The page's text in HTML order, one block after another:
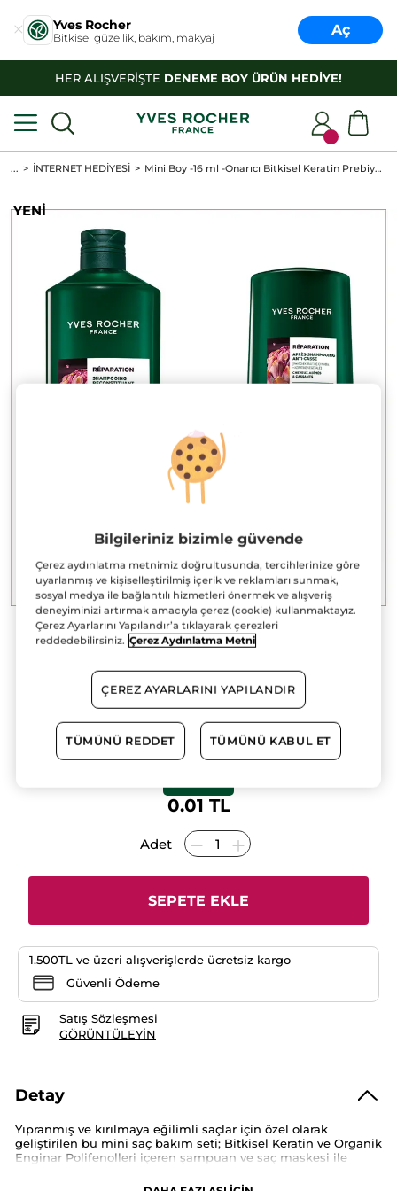
Yves Rocher
Bitkisel güzellik, bakım, makyaj Aç
HER ALIŞVERİŞTE DENEME BOY ÜRÜN HEDİYE!
... İNTERNET HEDİYESİ Mini Boy -16 ml -Onarıcı Bitkisel Keratin Prebiyotik Saç Maskesi ve Şampuan
YENİ
Mini Boy -16 ml -Onarıcı Bitkisel
Keratin Prebiyotik Saç Maskesi ve
Şampuan
16 ml
★★★★★
★★★★★
Bu
değerlendirme
YORUM EKLE
0.01 TL
Adet
SEPETE EKLE
1.500TL ve üzeri alışverişlerde ücretsiz kargo
Güvenli Ödeme
Satış Sözleşmesi
GÖRÜNTÜLEYIN
Detay
Yıpranmış ve kırılmaya eğilimli saçlar için özel olarak
geliştirilen bu mini saç bakım seti; Bitkisel Keratin ve Organik
Enginar Polifenolleri içeren şampuan ve saç maskesi ile
hasarı hedef alarak onarılmasına ve güçlenmesine destek
Bilgileriniz bizimle güvende
Çerez aydınlatma metnimiz doğrultusunda, tercihlerinize göre
uyarlanmış ve kişiselleştirilmiş içerik ve reklamları sunmak,
sosyal medya ile bağlantılı hizmetleri önermek ve alışveriş
deneyiminizi artırmak amacıyla çerez (cookie) kullanmaktayız.
Çerez Ayarlarını Yapılandır’a tıklayarak çerezleri
reddedebilirsiniz. Çerez Aydınlatma Metni
ÇEREZ AYARLARINI YAPILANDIR
TÜMÜNÜ REDDET TÜMÜNÜ KABUL ET